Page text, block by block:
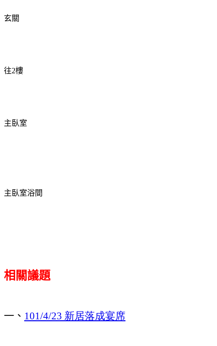
玄關
往2樓
主臥室
主臥室浴間
相關議題
一、 101/4/23 新居落成宴席